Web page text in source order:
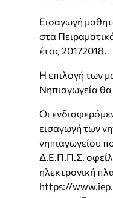
Εισαγωγή
στα
έτος 20172018.
Η επιλογή των
Νηπιαγωγεία θα
Οι
εισαγωγή των
νηπιαγωγείου
Δ.Ε.Π.Π.Σ.
ηλεκτρονική
https://